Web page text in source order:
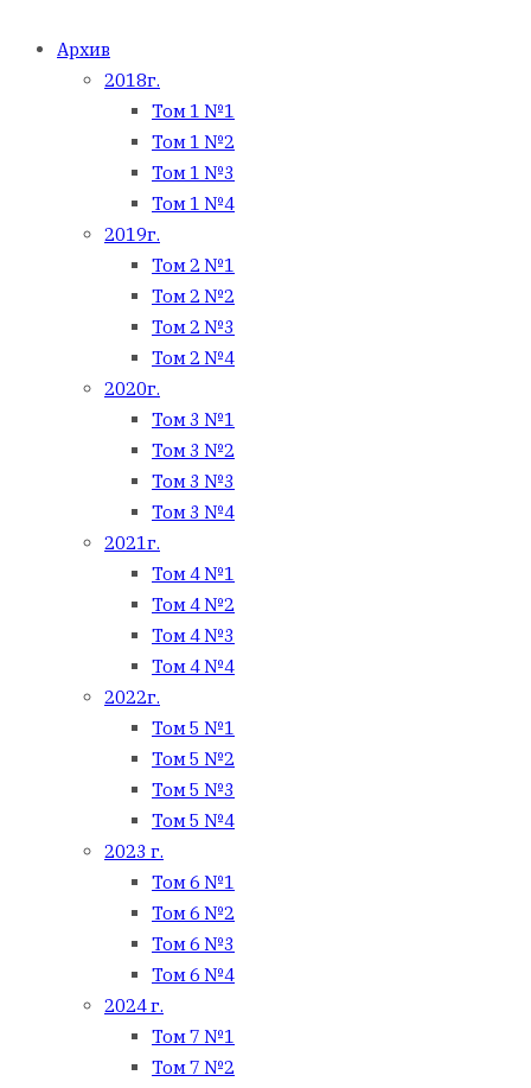
Архив
2018г.
Том 1 №1
Том 1 №2
Том 1 №3
Том 1 №4
2019г.
Том 2 №1
Том 2 №2
Том 2 №3
Том 2 №4
2020г.
Том 3 №1
Том 3 №2
Том 3 №3
Том 3 №4
2021г.
Том 4 №1
Том 4 №2
Том 4 №3
Том 4 №4
2022г.
Том 5 №1
Том 5 №2
Том 5 №3
Том 5 №4
2023 г.
Том 6 №1
Том 6 №2
Том 6 №3
Том 6 №4
2024 г.
Том 7 №1
Том 7 №2